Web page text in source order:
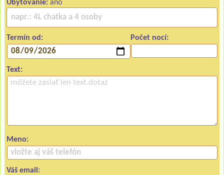
Ubytovanie: áno
Termín od: Počet nocí:
Text:
Meno:
Váš email: